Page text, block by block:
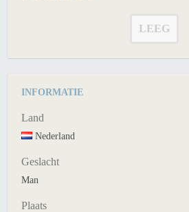
LEEG
INFORMATIE
Land
Nederland
Geslacht
Man
Plaats